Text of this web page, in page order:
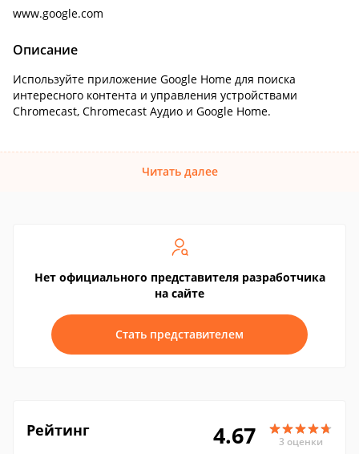
www.google.com
Описание
Используйте приложение Google Home для поиска
интересного контента и управления устройствами
Chromecast, Chromecast Аудио и Google Home.
Читать далее
Нет официального представителя разработчика
на сайте
Стать представителем
Рейтинг 4.67 3 оценки